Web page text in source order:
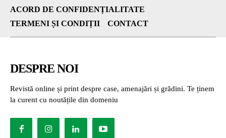
ACORD DE CONFIDENȚIALITATE
TERMENI ȘI CONDIȚII
CONTACT
DESPRE NOI
Revistă online și print despre case, amenajări și grădini. Te ținem
la curent cu noutățile din domeniu